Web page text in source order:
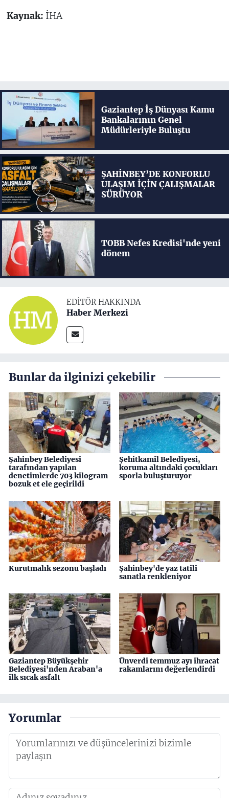
Kaynak: İHA
Gaziantep İş Dünyası Kamu
Bankalarının Genel
Müdürleriyle Buluştu
ŞAHİNBEY’DE KONFORLU
ULAŞIM İÇİN ÇALIŞMALAR
SÜRÜYOR
TOBB Nefes Kredisi'nde yeni
dönem
EDITÖR HAKKINDA
Haber Merkezi
Bunlar da ilginizi çekebilir
Şahinbey Belediyesi
tarafından yapılan
denetimlerde 703 kilogram
bozuk et ele geçirildi
Şehitkamil Belediyesi,
koruma altındaki çocukları
sporla buluşturuyor
Kurutmalık sezonu başladı
Şahinbey'de yaz tatili
sanatla renkleniyor
Gaziantep Büyükşehir
Belediyesi'nden Araban'a
ilk sıcak asfalt
Ünverdi temmuz ayı ihracat
rakamlarını değerlendirdi
Yorumlar